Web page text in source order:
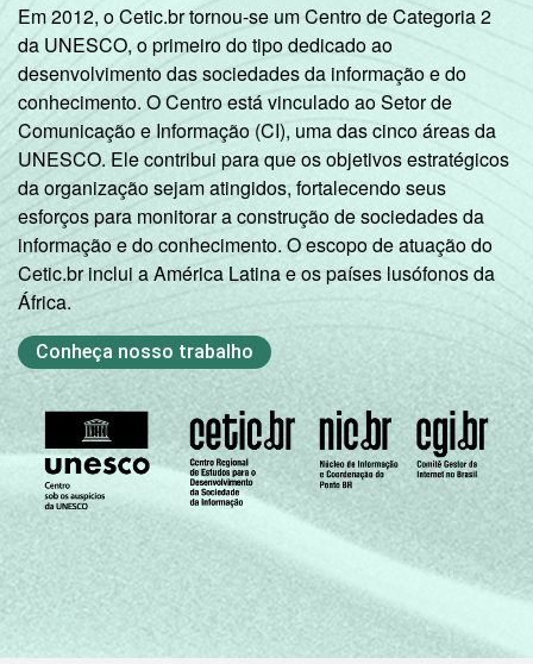
Em 2012, o Cetic.br tornou-se um Centro de Categoria 2
da UNESCO, o primeiro do tipo dedicado ao
desenvolvimento das sociedades da informação e do
conhecimento. O Centro está vinculado ao Setor de
Comunicação e Informação (CI), uma das cinco áreas da
UNESCO. Ele contribui para que os objetivos estratégicos
da organização sejam atingidos, fortalecendo seus
esforços para monitorar a construção de sociedades da
informação e do conhecimento. O escopo de atuação do
Cetic.br inclui a América Latina e os países lusófonos da
África.
Conheça nosso trabalho